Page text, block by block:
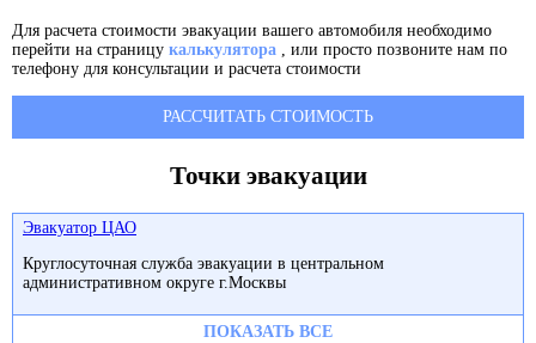
Для расчета стоимости эвакуации вашего автомобиля необходимо
перейти на страницу калькулятора , или просто позвоните нам по
телефону для консультации и расчета стоимости
РАССЧИТАТЬ СТОИМОСТЬ
Точки эвакуации
Эвакуатор ЦАО
Круглосуточная служба эвакуации в центральном
административном округе г.Москвы
ПОКАЗАТЬ ВСЕ